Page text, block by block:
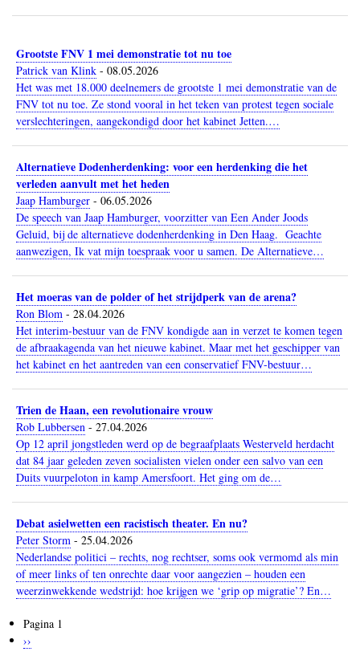
Grootste FNV 1 mei demonstratie tot nu toe
Patrick van Klink - 08.05.2026
Het was met 18.000 deelnemers de grootste 1 mei demonstratie van de
FNV tot nu toe. Ze stond vooral in het teken van protest tegen sociale
verslechteringen, aangekondigd door het kabinet Jetten.…
Alternatieve Dodenherdenking: voor een herdenking die het
verleden aanvult met het heden
Jaap Hamburger - 06.05.2026
De speech van Jaap Hamburger, voorzitter van Een Ander Joods
Geluid, bij de alternatieve dodenherdenking in Den Haag. Geachte
aanwezigen, Ik vat mijn toespraak voor u samen. De Alternatieve…
Het moeras van de polder of het strijdperk van de arena?
Ron Blom - 28.04.2026
Het interim-bestuur van de FNV kondigde aan in verzet te komen tegen
de afbraakagenda van het nieuwe kabinet. Maar met het geschipper van
het kabinet en het aantreden van een conservatief FNV-bestuur…
Trien de Haan, een revolutionaire vrouw
Rob Lubbersen - 27.04.2026
Op 12 april jongstleden werd op de begraafplaats Westerveld herdacht
dat 84 jaar geleden zeven socialisten vielen onder een salvo van een
Duits vuurpeloton in kamp Amersfoort. Het ging om de…
Debat asielwetten een racistisch theater. En nu?
Peter Storm - 25.04.2026
Nederlandse politici – rechts, nog rechtser, soms ook vermomd als min
of meer links of ten onrechte daar voor aangezien – houden een
weerzinwekkende wedstrijd: hoe krijgen we ‘grip op migratie’? En…
Paginering
Pagina 1
Volgende
››